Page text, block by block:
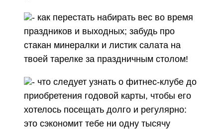
- как перестать набирать вес во время
праздников и выходных; забудь про
стакан минералки и листик салата на
твоей тарелке за праздничным столом!
- что следует узнать о фитнес-клубе до
приобретения годовой карты, чтобы его
хотелось посещать долго и регулярно:
это сэкономит тебе ни одну тысячу